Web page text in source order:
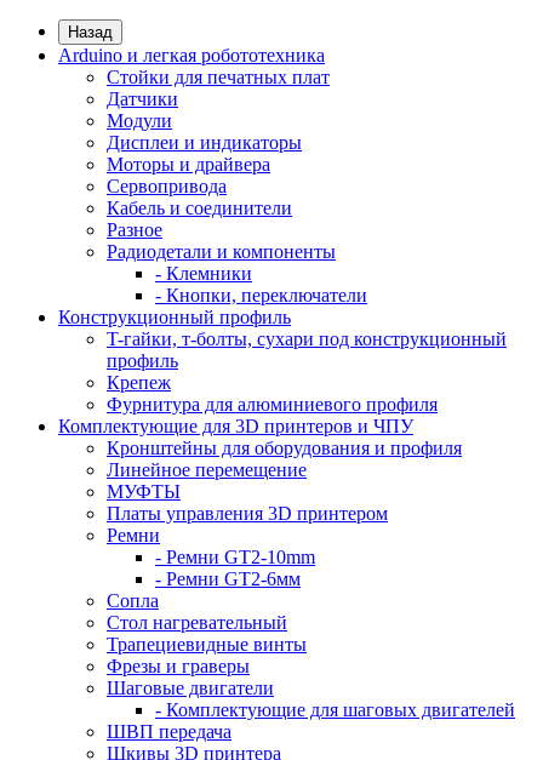
Назад
Arduino и легкая робототехника
Стойки для печатных плат
Датчики
Модули
Дисплеи и индикаторы
Моторы и драйвера
Сервопривода
Кабель и соединители
Разное
Радиодетали и компоненты
- Клемники
- Кнопки, переключатели
Конструкционный профиль
T-гайки, т-болты, сухари под конструкционный
профиль
Крепеж
Фурнитура для алюминиевого профиля
Комплектующие для 3D принтеров и ЧПУ
Кронштейны для оборудования и профиля
Линейное перемещение
МУФТЫ
Платы управления 3D принтером
Ремни
- Ремни GT2-10mm
- Ремни GT2-6мм
Сопла
Стол нагревательный
Трапециевидные винты
Фрезы и граверы
Шаговые двигатели
- Комплектующие для шаговых двигателей
ШВП передача
Шкивы 3D принтера